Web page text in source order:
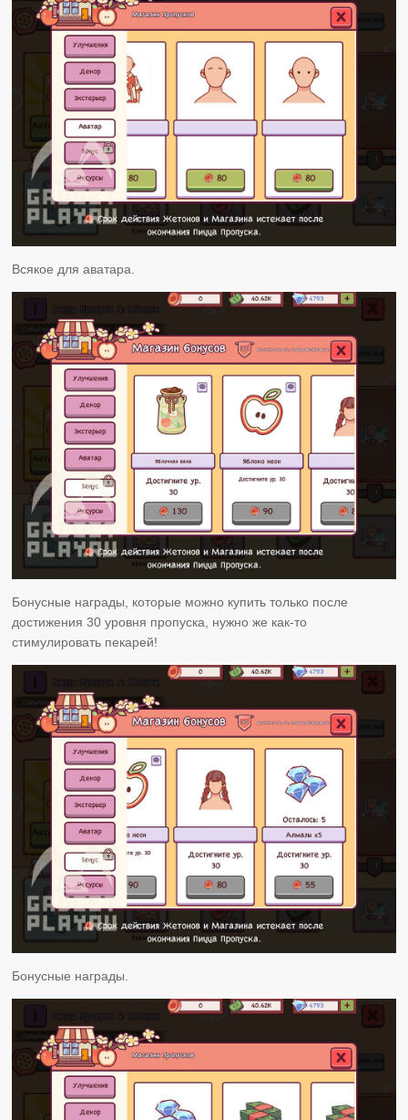
Всякое для аватара.
Бонусные награды, которые можно купить только после
достижения 30 уровня пропуска, нужно же как-то
стимулировать пекарей!
Бонусные награды.